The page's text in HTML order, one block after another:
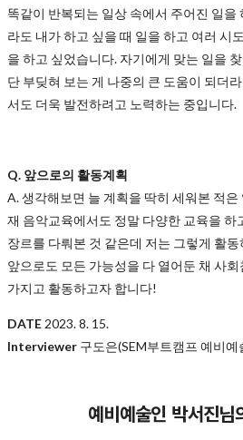
똑같이 반복되는 일상 속에서 주어진 일을
라도 내가 하고 싶을 때 일을 하고 여러 시
을 하고 싶었습니다. 자기에게 맞는 일을
단 부딪혀 보는 게 나중의 큰 도움이 되더
서도 더욱 발전하려고 노력하는 중입니다.
Q. 앞으로의 활동계획
A.생각해보면 늘 계획을 딱히 세워본 적
재 음악교육에서도 정말 다양한 교육을 하
장르를 다뤄본 것 같은데 저는 그렇게 활
앞으로도 모든 가능성을 다 열어둔 채 사
가지고 활동하고자 합니다!
DATE 2023. 8. 15.
Interviewer 구도은(SEM부트캠프 예비예
예비예술인 박서진님